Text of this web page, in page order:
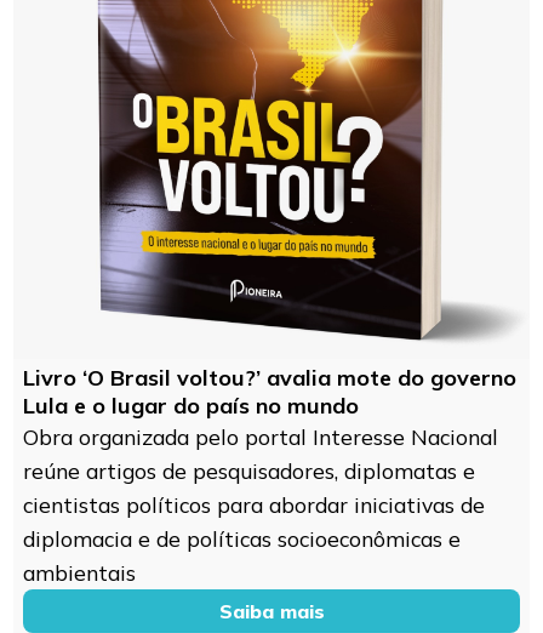
Livro ‘O Brasil voltou?’ avalia mote do governo
Lula e o lugar do país no mundo
Obra organizada pelo portal Interesse Nacional
reúne artigos de pesquisadores, diplomatas e
cientistas políticos para abordar iniciativas de
diplomacia e de políticas socioeconômicas e
ambientais
Saiba mais